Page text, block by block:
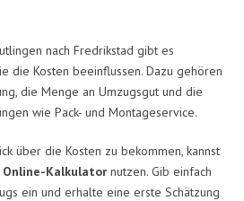
nach Fredrikstad gibt es
die Kosten beeinflussen. Dazu gehören
die Menge an Umzugsgut und die
wie Pack- und Montageservice.
über die Kosten zu bekommen, kannst
Kalkulator nutzen. Gib einfach
ein und erhalte eine erste Schätzung